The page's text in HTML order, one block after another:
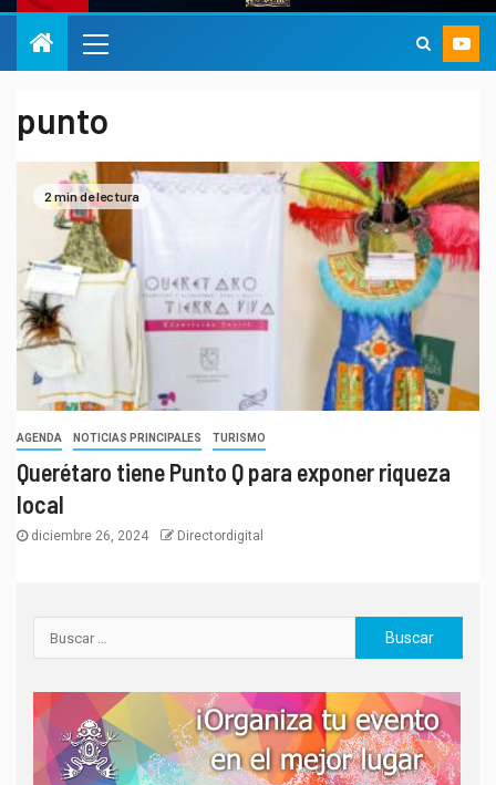
punto
2 min de lectura
AGENDA NOTICIAS PRINCIPALES TURISMO
Querétaro tiene Punto Q para exponer riqueza
local
diciembre 26, 2024 Directordigital